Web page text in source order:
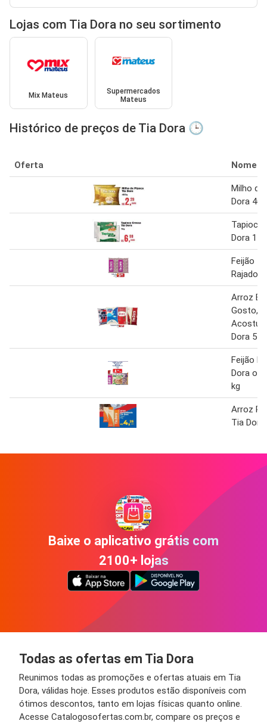
Lojas com Tia Dora no seu sortimento
Mix Mateus
Supermercados
Mateus
Histórico de preços de Tia Dora 🕒
Oferta Nome
Milho de
Dora
Tapioca
Dora 1
Feijão
Rajado
Arroz
Gosto,
Dora 5
Feijão
Dora ou
kg
Arroz
Tia
Baixe o aplicativo grátis com
2100+ lojas
Todas as ofertas em Tia Dora
Reunimos todas as promoções e ofertas atuais em Tia
Dora, válidas hoje. Esses produtos estão disponíveis com
ótimos descontos, tanto em lojas físicas quanto online.
Acesse Catalogosofertas.com.br, compare os preços e